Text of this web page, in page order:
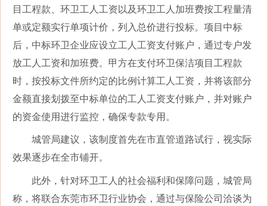
目工程款、环卫工人工资以及环卫工人加班费按工程量清
单或定额实行单项计价，列入总价进行投标。项目中标
后，中标环卫企业应设立工人工资支付账户，通过专户发
放工人工资和加班费。甲方在支付环卫保洁项目工程款
时，按投标文件所约定的比例计算工人工资，并将该部分
金额直接划拨至中标单位的工人工资支付账户，并对账户
的资金使用进行监控，确保专款专用。
城管局建议，该制度首先在市直管道路试行，视实际
效果逐步在全市铺开。
此外，针对环卫工人的社会福利和保障问题，城管局
称，将联合东莞市环卫行业协会，通过与保险公司洽谈为